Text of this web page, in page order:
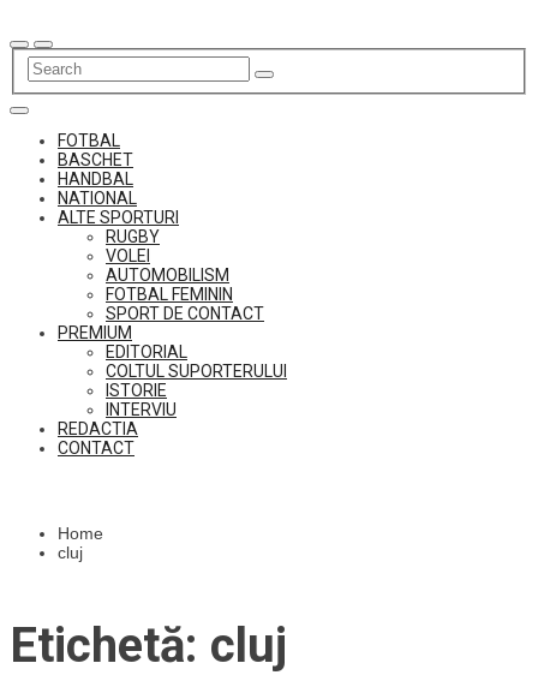
to
content
FOTBAL
BASCHET
HANDBAL
NATIONAL
ALTE SPORTURI
RUGBY
VOLEI
AUTOMOBILISM
FOTBAL FEMININ
SPORT DE CONTACT
PREMIUM
EDITORIAL
COLTUL SUPORTERULUI
ISTORIE
INTERVIU
REDACTIA
CONTACT
Home
cluj
Etichetă: cluj